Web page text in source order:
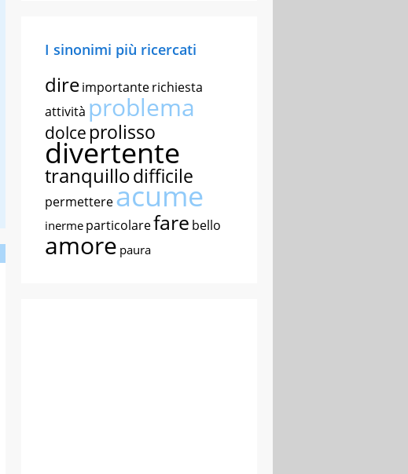
I sinonimi più ricercati
direimportanterichiesta
attività problema
dolce prolisso
divertente
tranquillodifficile
permettereacume
inerme particolarefare bello
amore paura